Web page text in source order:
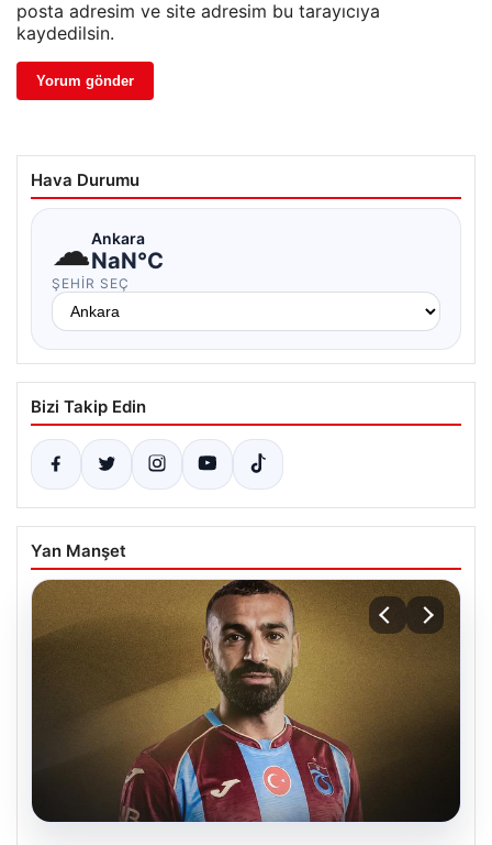
posta adresim ve site adresim bu tarayıcıya
kaydedilsin.
Hava Durumu
☁Ankara
NaN°C
ŞEHIR SEÇ
Bizi Takip Edin
Yan Manşet